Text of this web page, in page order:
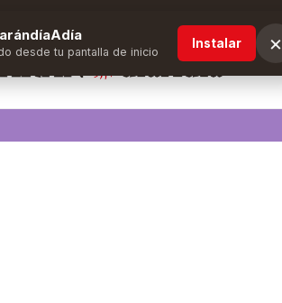
desde tu pantalla de inicio
Instalar ×